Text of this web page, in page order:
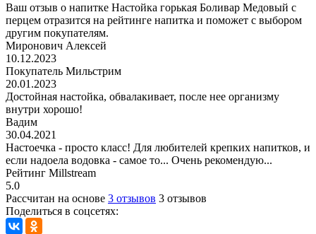
Ваш отзыв о напитке Настойка горькая Боливар Медовый с
перцем отразится на рейтинге напитка и поможет с выбором
другим покупателям.
Миронович Алексей
10.12.2023
Покупатель Мильстрим
20.01.2023
Достойная настойка, обвалакивает, после нее организму
внутри хорошо!
Вадим
30.04.2021
Настоечка - просто класс! Для любителей крепких напитков, и
если надоела водовка - самое то... Очень рекомендую...
Рейтинг Millstream
5.0
Рассчитан на основе 3 отзывов 3 отзывов
Поделиться в соцсетях: